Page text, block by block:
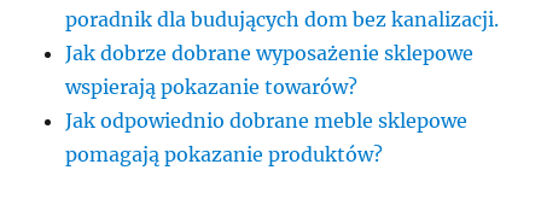
poradnik dla budujących dom bez kanalizacji.
Jak dobrze dobrane wyposażenie sklepowe
wspierają pokazanie towarów?
Jak odpowiednio dobrane meble sklepowe
pomagają pokazanie produktów?